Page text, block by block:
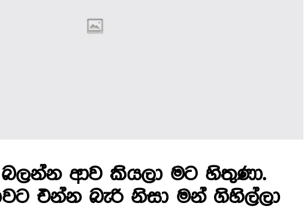
ආව කියලා මට හිතුණා.
එන්න බැරි නිසා මන් ගිහිල්ලා